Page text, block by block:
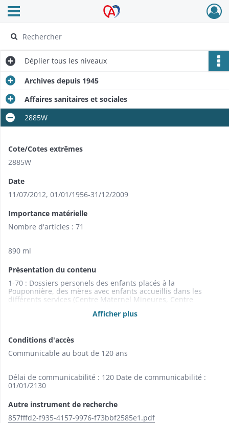
Archives Alsace - Colmar
Ouvrir le menu déroulant
Déplier tous les niveaux
Archives depuis 1945
Affaires sanitaires et sociales
2885W
Cote/Cotes extrêmes
2885W
Date
11/07/2012, 01/01/1956-31/12/2009
Importance matérielle
Nombre d'articles : 71
890 ml
Présentation du contenu
1-70 : Dossiers personels des enfants placés à la
Pouponnière, des mères avec enfants accueillis dans les
différents services (Centre Maternel Mineures, Centre
1996 et 2008 (personnes nées entre 1956 et 2008). ; 71 :
entre 1994 et 2011 (personnes nées entre 1977 et 2009).
Afficher plus
Conditions d'accès
Communicable au bout de 120 ans
Délai de communicabilité : 120 Date de communicabilité :
01/01/2130
Autre instrument de recherche
857fffd2-f935-4157-9976-f73bbf2585e1.pdf